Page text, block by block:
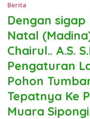
Berita
Dengan
Natal
Chairul.. A.S.
Pengaturan
Pohon
Tepatnya Ke
Muara